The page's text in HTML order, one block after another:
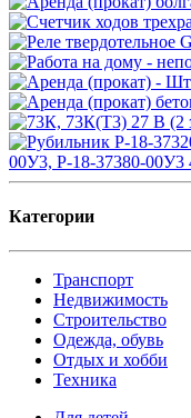
Категории
Транспорт
Недвижимость
Строительство
Одежда, обувь
Отдых и хобби
Техника